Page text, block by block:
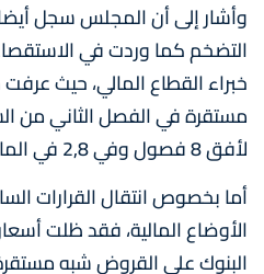
وأشار إلى أن المجلس سجل أيضا
التضخم كما وردت في
خبراء القطاع المالي، حيث عرفت
لأفق 8 فصول وفي 2,8 في المائة بالنسبة لأفق 12 فصلا".
أما بخصوص انتقال القرارات
الأوضاع المالية، فقد ظلت
البنوك على القروض شبه